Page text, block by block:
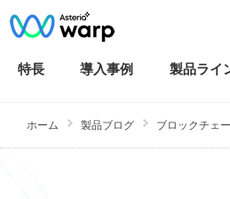
特長 導入事例 製品ライ
ホーム 製品ブログ ブロックチェ